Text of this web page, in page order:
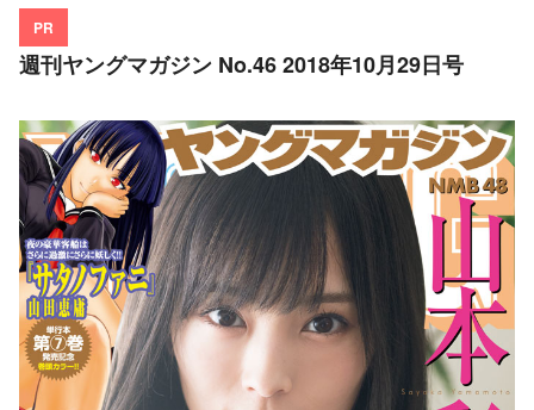
PR
週刊ヤングマガジン No.46 2018年10月29日号